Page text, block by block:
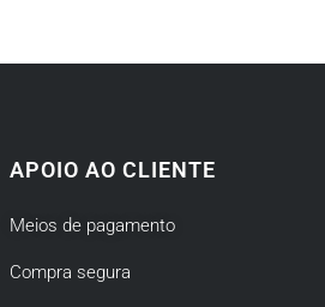
APOIO AO CLIENTE
Meios de pagamento
Compra segura